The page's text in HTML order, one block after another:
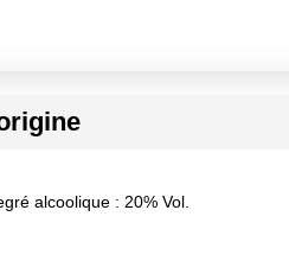
alcoolique : 20% Vol.